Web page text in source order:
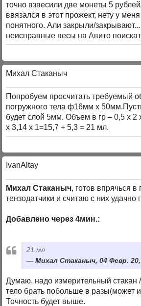
точно взвесили две монеты 5
ввязался в этот прожект, нету у
понятного. Али закрыли/
неисправные весы на Авито
Михал Стаканыч
Попробуем просчитать требуемый
погружного тела ф16мм х
будет слой 5мм. Объем в гр – 0,5 х 2
х 3,14 х 1=15,7 + 5,3 = 21 мл.
IvanAltay
Михал Стаканыч, готов впрячься в
тензодатчики и считаю с них удачно
Добавлено через 4мин.:
21 мл
Михал Стаканыч, 04 Февр.
Думаю, надо измерительный
тело брать побольше в разы(может
Точность будет выше.